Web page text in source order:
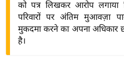
को पत्र लिखकर आरोप लगाया
परिवारों पर अंतिम मुआवज़ा
मुकदमा करने का अपना अधिकार
है।